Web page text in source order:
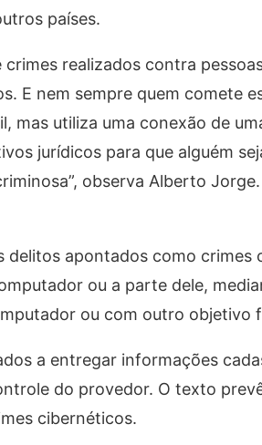
países.
realizados contra
E nem sempre quem comete
mas utiliza uma conexão de
jurídicos para que alguém
observa Alberto Jorge.
delitos apontados como crimes
ou a parte dele,
ou com outro objetivo
a entregar informações
do provedor. O texto
cibernéticos.